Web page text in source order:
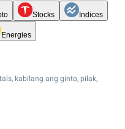
Stocks Indices
Energies
kabilang ang ginto, pilak,